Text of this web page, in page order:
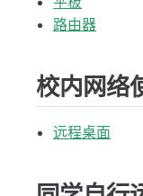
路由器
校内网络
远程桌面